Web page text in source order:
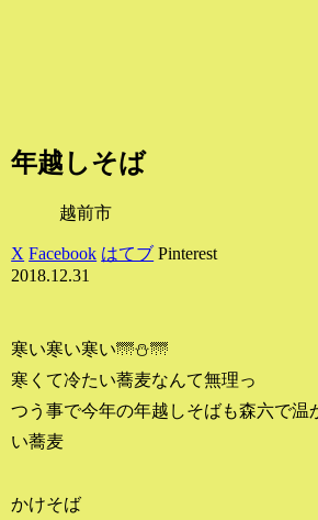
年越しそば
越前市
X Facebook はてブ Pinterest
2018.12.31
寒い寒い寒い🌁⛄🌁
寒くて冷たい蕎麦なんて無理っ
つう事で今年の年越しそばも森六で温
い蕎麦
かけそば